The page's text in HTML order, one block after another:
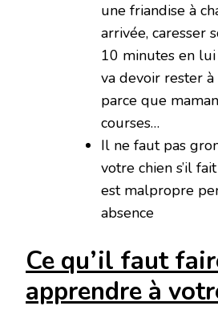
une friandise à
arrivée, caresser
10 minutes en
va devoir rester
parce que
courses…
Il ne faut pas
votre chien s’il
est malpropre
absence
Ce qu’il faut
apprendre à